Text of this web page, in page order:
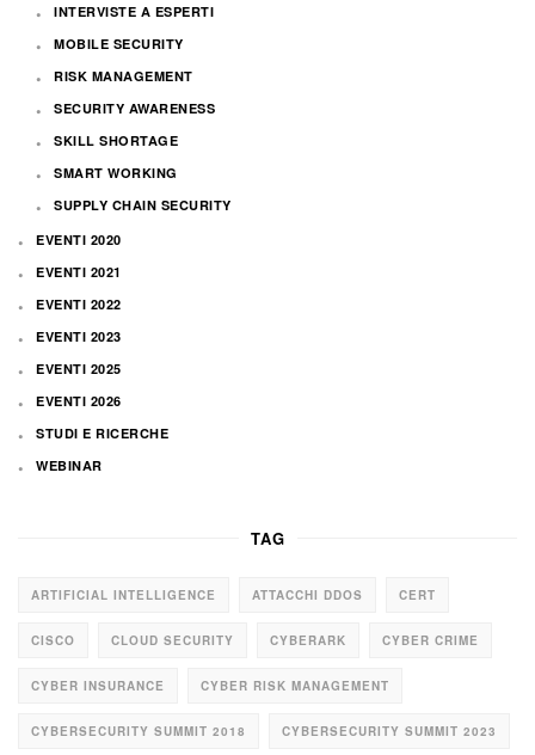
INTERVISTE A ESPERTI
MOBILE SECURITY
RISK MANAGEMENT
SECURITY AWARENESS
SKILL SHORTAGE
SMART WORKING
SUPPLY CHAIN SECURITY
EVENTI 2020
EVENTI 2021
EVENTI 2022
EVENTI 2023
EVENTI 2025
EVENTI 2026
STUDI E RICERCHE
WEBINAR
TAG
ARTIFICIAL INTELLIGENCE ATTACCHI DDOS CERT
CISCO CLOUD SECURITY CYBERARK CYBER CRIME
CYBER INSURANCE CYBER RISK MANAGEMENT
CYBERSECURITY SUMMIT 2018 CYBERSECURITY SUMMIT 2023